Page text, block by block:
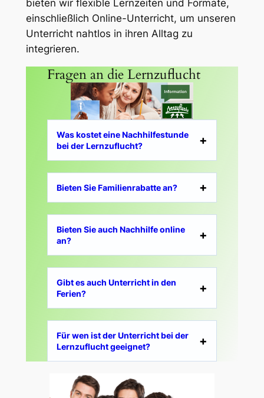
bieten wir flexible Lernzeiten und Formate,
einschließlich Online-Unterricht, um unseren
Unterricht nahtlos in ihren Alltag zu
integrieren.
Fragen an die Lernzuflucht
Was kostet eine Nachhilfestunde
bei der Lernzuflucht?
Bieten Sie Familienrabatte an?
Bieten Sie auch Nachhilfe online
an?
Gibt es auch Unterricht in den
Ferien?
Für wen ist der Unterricht bei der
Lernzuflucht geeignet?